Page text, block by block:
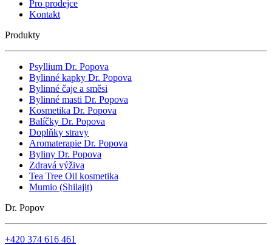
Pro prodejce
Kontakt
Produkty
Psyllium Dr. Popova
Bylinné kapky Dr. Popova
Bylinné čaje a směsi
Bylinné masti Dr. Popova
Kosmetika Dr. Popova
Balíčky Dr. Popova
Doplňky stravy
Aromaterapie Dr. Popova
Byliny Dr. Popova
Zdravá výživa
Tea Tree Oil kosmetika
Mumio (Shilajit)
Dr. Popov
+420 374 616 461